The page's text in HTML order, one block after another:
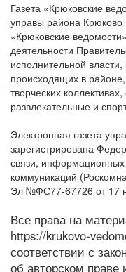
Газета «Крюковские
управы района Крюково
«Крюковские
деятельности
исполнительной
происходящих в
творческих
развлекательные и
Электронная газета
зарегистрирована
связи,
коммуникаций
Эл №ФС77-67726 от 17
Все права на
https://krukovo-
соответствии с
об авторском